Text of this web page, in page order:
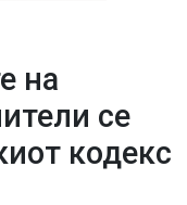
на
се
кодекс